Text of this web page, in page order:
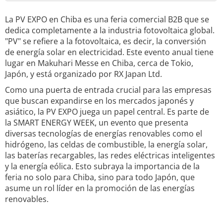
La PV EXPO en Chiba es una feria comercial B2B que se
dedica completamente a la industria fotovoltaica global.
"PV" se refiere a la fotovoltaica, es decir, la conversión
de energía solar en electricidad. Este evento anual tiene
lugar en Makuhari Messe en Chiba, cerca de Tokio,
Japón, y está organizado por RX Japan Ltd.
Como una puerta de entrada crucial para las empresas
que buscan expandirse en los mercados japonés y
asiático, la PV EXPO juega un papel central. Es parte de
la SMART ENERGY WEEK, un evento que presenta
diversas tecnologías de energías renovables como el
hidrógeno, las celdas de combustible, la energía solar,
las baterías recargables, las redes eléctricas inteligentes
y la energía eólica. Esto subraya la importancia de la
feria no solo para Chiba, sino para todo Japón, que
asume un rol líder en la promoción de las energías
renovables.